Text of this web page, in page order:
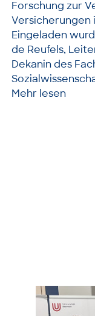
Forschung zur
Versicherungen
Eingeladen
de Reufels,
Dekanin des
Mehr lesen